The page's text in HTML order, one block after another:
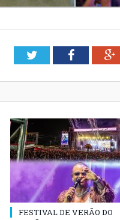
TwitterFacebook
FESTIVAL DE VERÃO DO